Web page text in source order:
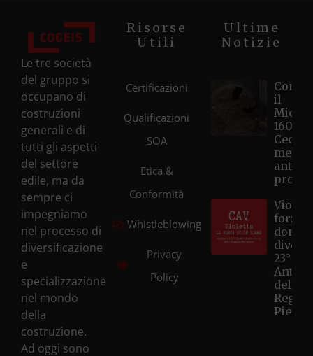
Le tre società
del gruppo si
occupano di
costruzioni
generali e di
tutti gli aspetti
del settore
edile, ma da
sempre ci
impegniamo
nel processo di
diversificazione
e
specializzazione
nel mondo
della
costruzione.
Ad oggi sono
Risorse
Utili
Certificazioni
Qualificazioni
SOA
Etica &
Conformità
Whistleblowing
Privacy
Policy
Ultime
Notizie
il
1600 di
metri,
forza
donne
23°
della